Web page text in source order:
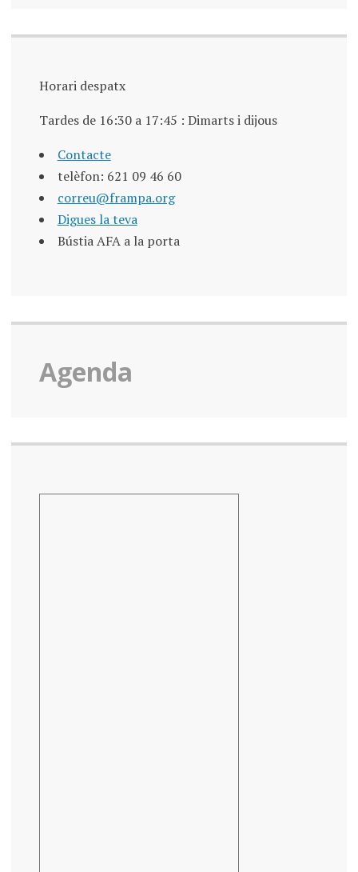
Horari despatx
Tardes de 16:30 a 17:45 : Dimarts i dijous
Contacte
telèfon: 621 09 46 60
correu@frampa.org
Digues la teva
Bústia AFA a la porta
Agenda